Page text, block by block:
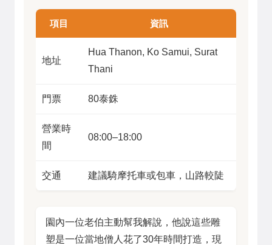
項目 資訊
地址
Hua Thanon, Ko Samui, Surat
Thani
門票 80泰銖
營業時
間
08:00–18:00
交通 建議騎摩托車或包車，山路較陡
園內一位老伯主動幫我解說，他說這些雕
塑是一位當地僧人花了30年時間打造，現